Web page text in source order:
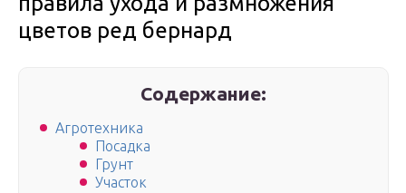
цветов ред бернард
Содержание:
Агротехника
Посадка
Грунт
Участок